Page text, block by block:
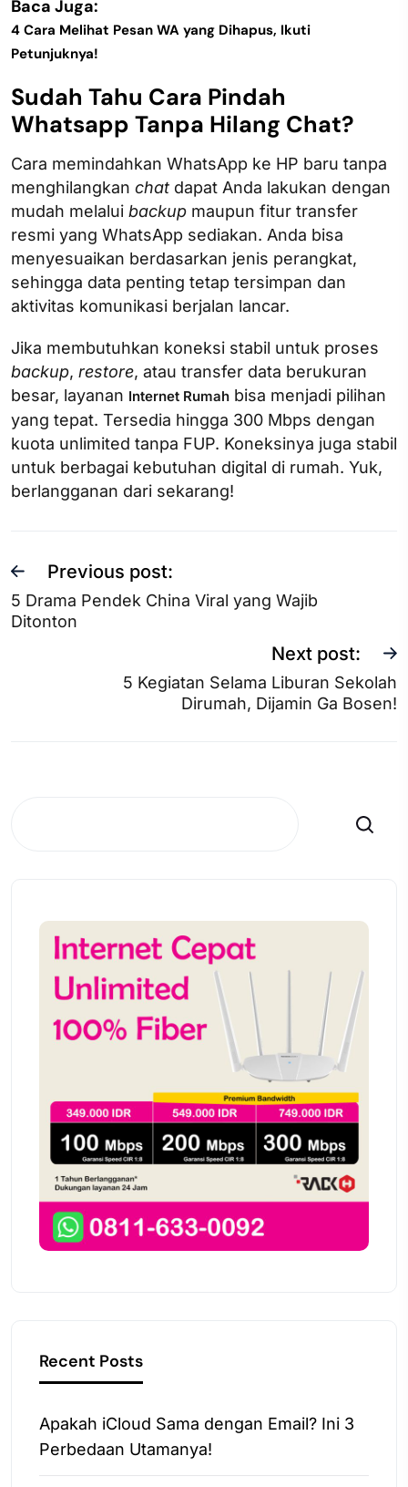
Baca Juga:
4 Cara Melihat Pesan WA yang Dihapus, Ikuti
Petunjuknya!
Sudah Tahu Cara Pindah
Whatsapp Tanpa Hilang Chat?
Cara memindahkan WhatsApp ke HP baru tanpa
menghilangkan chat dapat Anda lakukan dengan
mudah melalui backup maupun fitur transfer
resmi yang WhatsApp sediakan. Anda bisa
menyesuaikan berdasarkan jenis perangkat,
sehingga data penting tetap tersimpan dan
aktivitas komunikasi berjalan lancar.
Jika membutuhkan koneksi stabil untuk proses
backup, restore, atau transfer data berukuran
besar, layanan Internet Rumah bisa menjadi pilihan
yang tepat. Tersedia hingga 300 Mbps dengan
kuota unlimited tanpa FUP. Koneksinya juga stabil
untuk berbagai kebutuhan digital di rumah. Yuk,
berlangganan dari sekarang!
Previous post:
5 Drama Pendek China Viral yang Wajib
Ditonton
Next post:
5 Kegiatan Selama Liburan Sekolah
Dirumah, Dijamin Ga Bosen!
Search
Recent Posts
Apakah iCloud Sama dengan Email? Ini 3
Perbedaan Utamanya!